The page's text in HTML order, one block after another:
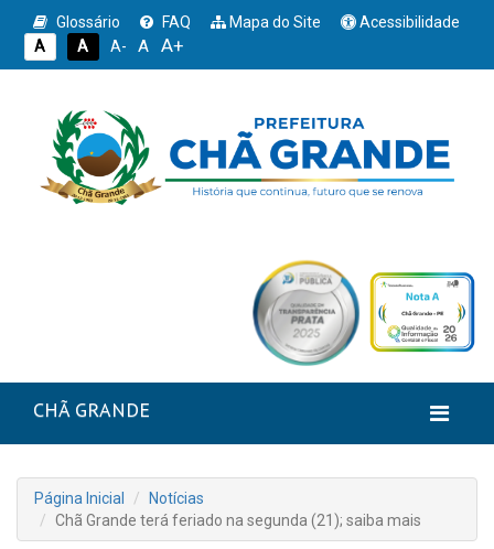
Glossário FAQ Mapa do Site
Acessibilidade
A
A A- A A+
CHÃ GRANDE
Página Inicial
Notícias
Chã Grande terá feriado na segunda (21); saiba mais